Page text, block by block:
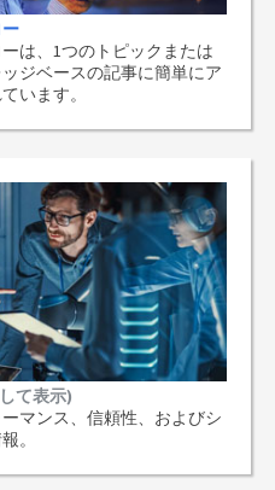
は、1つのトピックまたは
ジベースの記事に簡単にア
います。
て表示)
マンス、信頼性、およびシ
。